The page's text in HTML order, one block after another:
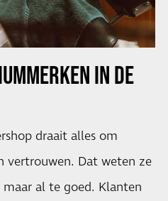
IN DE
draait alles om
vertrouwen. Dat weten ze
maar al te goed. Klanten